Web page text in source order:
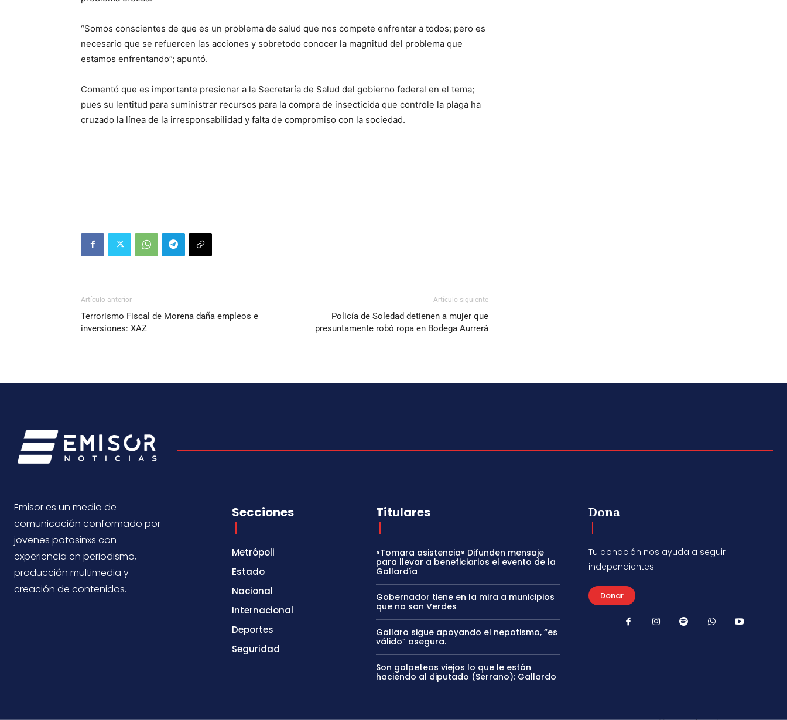
“Somos conscientes de que es un problema de salud que nos compete enfrentar a todos; pero es
necesario que se refuercen las acciones y sobretodo conocer la magnitud del problema que
estamos enfrentando”; apuntó.
Comentó que es importante presionar a la Secretaría de Salud del gobierno federal en el tema;
pues su lentitud para suministrar recursos para la compra de insecticida que controle la plaga ha
cruzado la línea de la irresponsabilidad y falta de compromiso con la sociedad.
Artículo anterior
Terrorismo Fiscal de Morena daña empleos e
inversiones: XAZ
Artículo siguiente
Policía de Soledad detienen a mujer que
presuntamente robó ropa en Bodega Aurrerá
Emisor es un medio de
comunicación conformado por
jovenes potosinxs con
experiencia en periodismo,
producción multimedia y
creación de contenidos.
Secciones
Metrópoli
Estado
Nacional
Internacional
Deportes
Seguridad
Titulares
«Tomara asistencia» Difunden mensaje
para llevar a beneficiarios el evento de la
Gallardía
Gobernador tiene en la mira a municipios
que no son Verdes
Gallaro sigue apoyando el nepotismo, “es
válido” asegura.
Son golpeteos viejos lo que le están
haciendo al diputado (Serrano): Gallardo
Dona
Tu donación nos ayuda a seguir
independientes.
Donar